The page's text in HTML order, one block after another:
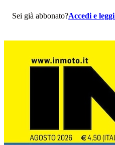
Sei già abbonato?Accedi e leggi